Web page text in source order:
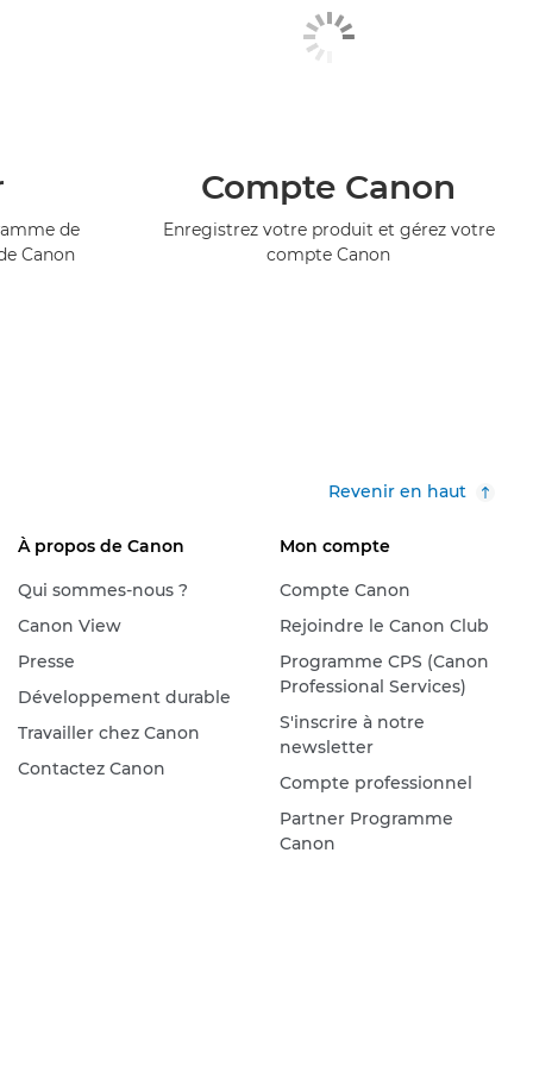
de
Canon
Compte Canon
Enregistrez votre produit et gérez votre
compte Canon
Revenir en haut
À propos de Canon
Qui sommes-nous ?
Canon View
Presse
Développement durable
Travailler chez Canon
Contactez Canon
Mon compte
Compte Canon
Rejoindre le Canon Club
Programme CPS (Canon
Professional Services)
S'inscrire à notre
newsletter
Compte professionnel
Partner Programme
Canon